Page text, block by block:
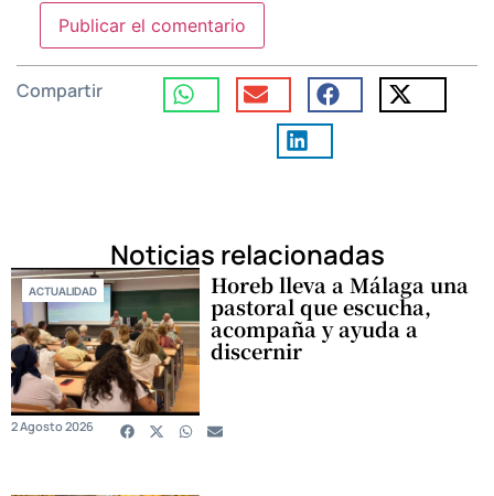
Compartir
Noticias relacionadas
ACTUALIDAD Horeb lleva a Málaga una
pastoral que escucha,
acompaña y ayuda a
discernir
2 Agosto 2026